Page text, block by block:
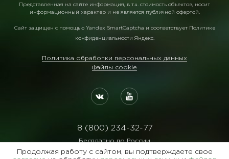
Представленная на сайте информация, в т.ч. стоимость объектов, носит
информационный характер и не является публичной офертой.
Сайт защищен с помощью Yandex SmartCaptcha и соответствует Политике
конфиденциальности Яндекс.
Политика обработки персональных данных
Файлы cookie
8 (800) 234-32-77
Бесплатно по России
Реквизиты:
Продолжая работу с сайтом, вы подтверждаете свое